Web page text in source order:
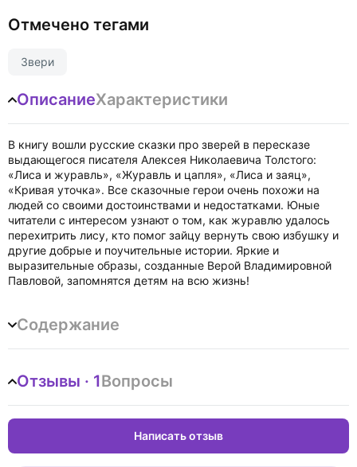
Отмечено тегами
Звери
ОписаниеХарактеристики
В книгу вошли русские сказки про зверей в пересказе
выдающегося писателя Алексея Николаевича Толстого:
«Лиса и журавль», «Журавль и цапля», «Лиса и заяц»,
«Кривая уточка». Все сказочные герои очень похожи на
людей со своими достоинствами и недостатками. Юные
читатели с интересом узнают о том, как журавлю удалось
перехитрить лису, кто помог зайцу вернуть свою избушку и
другие добрые и поучительные истории. Яркие и
выразительные образы, созданные Верой Владимировной
Павловой, запомнятся детям на всю жизнь!
Содержание
Отзывы · 1Вопросы
Написать отзыв